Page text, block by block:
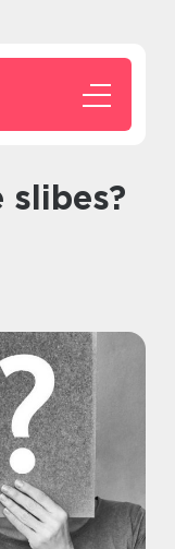
slibes?